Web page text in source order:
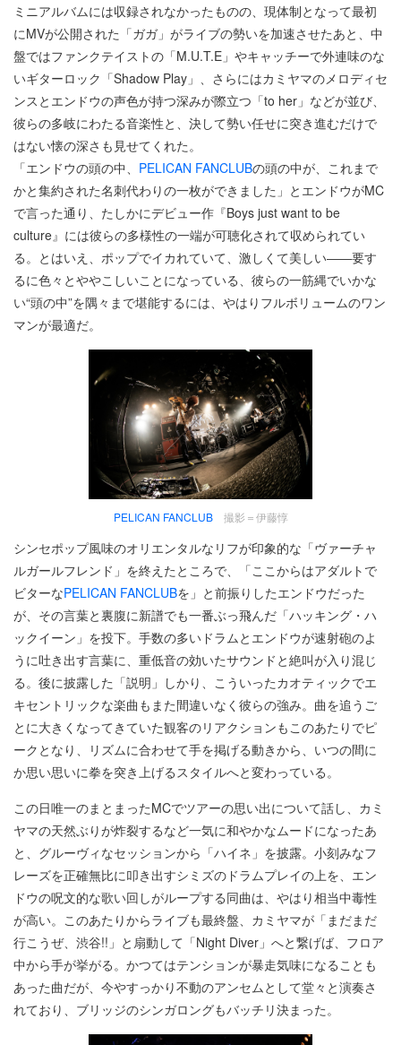
ミニアルバムには収録されなかったものの、現体制となって最初
にMVが公開された「ガガ」がライブの勢いを加速させたあと、中
盤ではファンクテイストの「M.U.T.E」やキャッチーで外連味のな
いギターロック「Shadow Play」、さらにはカミヤマのメロディセ
ンスとエンドウの声色が持つ深みが際立つ「to her」などが並び、
彼らの多岐にわたる音楽性と、決して勢い任せに突き進むだけで
はない懐の深さも見せてくれた。
「エンドウの頭の中、 PELICAN FANCLUBの頭の中が、これまで
かと集約された名刺代わりの一枚ができました」とエンドウがMC
で言った通り、たしかにデビュー作『Boys just want to be
culture』には彼らの多様性の一端が可聴化されて収められてい
る。とはいえ、ポップでイカれていて、激しくて美しい――要す
るに色々とややこしいことになっている、彼らの一筋縄でいかな
い“頭の中”を隅々まで堪能するには、やはりフルボリュームのワン
マンが最適だ。
PELICAN FANCLUB撮影＝伊藤惇
シンセポップ風味のオリエンタルなリフが印象的な「ヴァーチャ
ルガールフレンド」を終えたところで、「ここからはアダルトで
ビターなPELICAN FANCLUBを」と前振りしたエンドウだった
が、その言葉と裏腹に新譜でも一番ぶっ飛んだ「ハッキング・ハ
ックイーン」を投下。手数の多いドラムとエンドウが速射砲のよ
うに吐き出す言葉に、重低音の効いたサウンドと絶叫が入り混じ
る。後に披露した「説明」しかり、こういったカオティックでエ
キセントリックな楽曲もまた間違いなく彼らの強み。曲を追うご
とに大きくなってきていた観客のリアクションもこのあたりでピ
ークとなり、リズムに合わせて手を掲げる動きから、いつの間に
か思い思いに拳を突き上げるスタイルへと変わっている。
この日唯一のまとまったMCでツアーの思い出について話し、カミ
ヤマの天然ぶりが炸裂するなど一気に和やかなムードになったあ
と、グルーヴィなセッションから「ハイネ」を披露。小刻みなフ
レーズを正確無比に叩き出すシミズのドラムプレイの上を、エン
ドウの呪文的な歌い回しがループする同曲は、やはり相当中毒性
が高い。このあたりからライブも最終盤、カミヤマが「まだまだ
行こうぜ、渋谷!!」と扇動して「Night Diver」へと繋げば、フロア
中から手が挙がる。かつてはテンションが暴走気味になることも
あった曲だが、今やすっかり不動のアンセムとして堂々と演奏さ
れており、ブリッジのシンガロングもバッチリ決まった。